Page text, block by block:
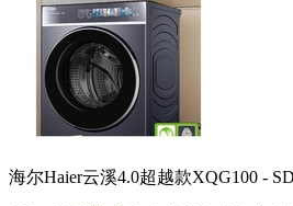
海尔Haier云溪4.0超越款XQG100 -